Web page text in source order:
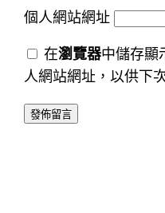
個人網站網址
在瀏覽器中儲存顯
人網站網址，以供下